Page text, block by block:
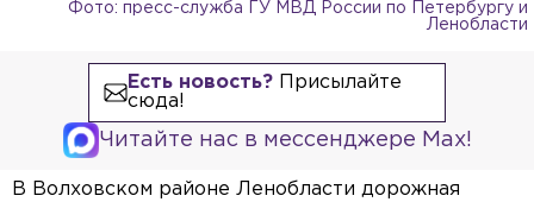
Фото: пресс-служба ГУ МВД России по Петербургу и
Ленобласти
Есть новость?Присылайте
сюда!
Читайте нас в мессенджере Max!
В Волховском районе Ленобласти дорожная